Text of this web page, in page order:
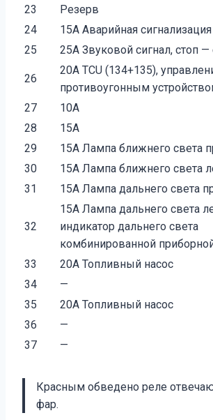
23
Резерв
24
15А Аварийная сигнализация
25
25А Звуковой сигнал, стоп —
26
20А ТСU (134+135),
противоугонным
27
10A
28
15A
29
15A Лампа ближнего света
30
15A Лампа ближнего света
31
15A Лампа дальнего света
32
15A Лампа дальнего света
индикатор дальнего света
комбинированной
33
20А Топливный насос
34
—
35
20А Топливный насос
36
—
37
—
Красным обведено реле
фар.